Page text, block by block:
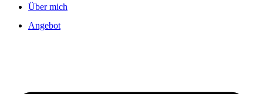
Über mich
Angebot